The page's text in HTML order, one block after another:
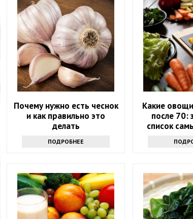
Почему нужно есть чеснок
и как правильно это
делать
ПОДРОБНЕЕ
Какие
после 70:
список